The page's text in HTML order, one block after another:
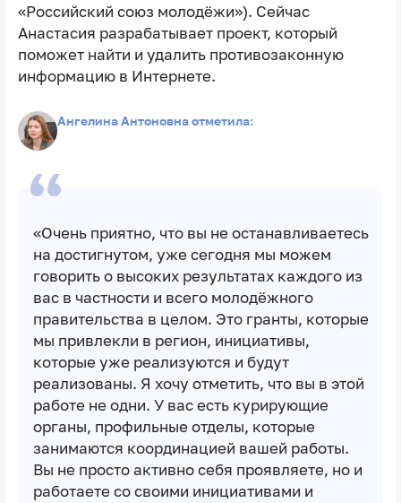
«Российский союз молодёжи»). Сейчас
Анастасия разрабатывает проект, который
поможет найти и удалить противозаконную
информацию в Интернете.
Ангелина Антоновна отметила:
«Очень приятно, что вы не останавливаетесь
на достигнутом, уже сегодня мы можем
говорить о высоких результатах каждого из
вас в частности и всего молодёжного
правительства в целом. Это гранты, которые
мы привлекли в регион, инициативы,
которые уже реализуются и будут
реализованы. Я хочу отметить, что вы в этой
работе не одни. У вас есть курирующие
органы, профильные отделы, которые
занимаются координацией вашей работы.
Вы не просто активно себя проявляете, но и
работаете со своими инициативами и